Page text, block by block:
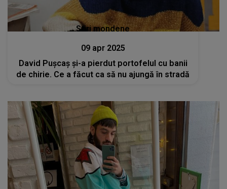
Stiri mondene
09 apr 2025
David Pușcaș și-a pierdut portofelul cu banii
de chirie. Ce a făcut ca să nu ajungă în stradă